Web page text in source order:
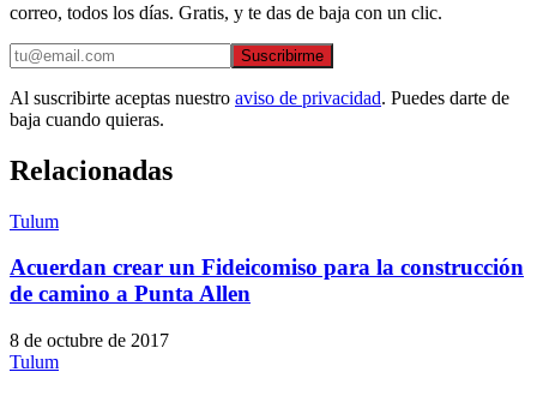
correo, todos los días. Gratis, y te das de baja con un clic.
Suscribirme
Al suscribirte aceptas nuestro aviso de privacidad. Puedes darte de
baja cuando quieras.
Relacionadas
Tulum
Acuerdan crear un Fideicomiso para la construcción
de camino a Punta Allen
8 de octubre de 2017
Tulum